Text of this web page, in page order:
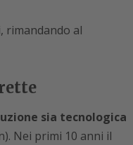
rimandando al
sia tecnologica
Nei primi 10 anni il